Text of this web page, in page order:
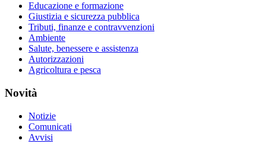
Educazione e formazione
Giustizia e sicurezza pubblica
Tributi, finanze e contravvenzioni
Ambiente
Salute, benessere e assistenza
Autorizzazioni
Agricoltura e pesca
Novità
Notizie
Comunicati
Avvisi